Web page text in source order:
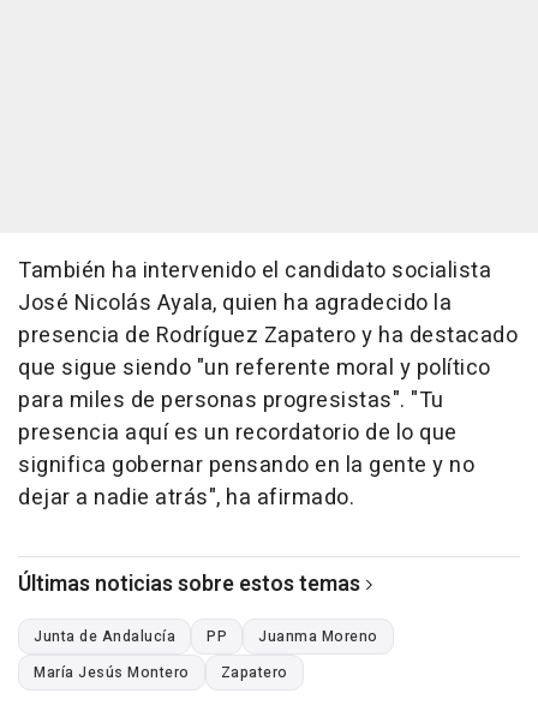
También ha intervenido el candidato socialista
José Nicolás Ayala, quien ha agradecido la
presencia de Rodríguez Zapatero y ha destacado
que sigue siendo "un referente moral y político
para miles de personas progresistas". "Tu
presencia aquí es un recordatorio de lo que
significa gobernar pensando en la gente y no
dejar a nadie atrás", ha afirmado.
Últimas noticias sobre estos temas
Junta de Andalucía PP
Juanma Moreno
María Jesús Montero
Zapatero